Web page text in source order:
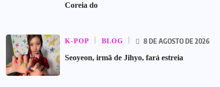
Coreia do
K-POP BLOG
8 DE AGOSTO DE 2026
Seoyeon, irmã de Jihyo, fará estreia